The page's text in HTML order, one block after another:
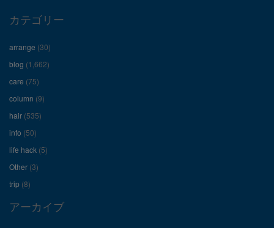
ロ
フ
ィ
ー
ル
を
Facebook
で
カテゴリー
arrange (30)
blog (1,662)
care (75)
column (9)
hair (535)
info (50)
life hack (5)
Other (3)
trip (8)
アーカイブ